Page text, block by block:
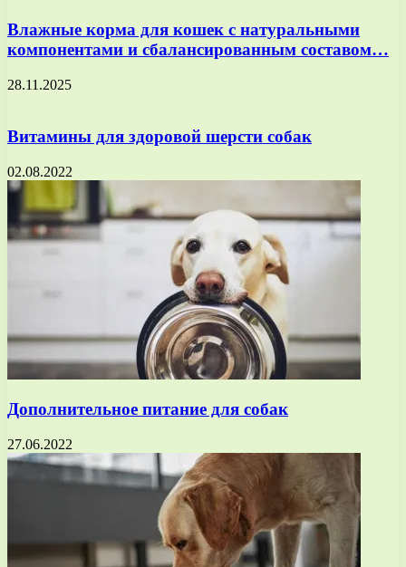
Влажные корма для кошек с натуральными
компонентами и сбалансированным составом…
28.11.2025
Витамины для здоровой шерсти собак
02.08.2022
Дополнительное питание для собак
27.06.2022